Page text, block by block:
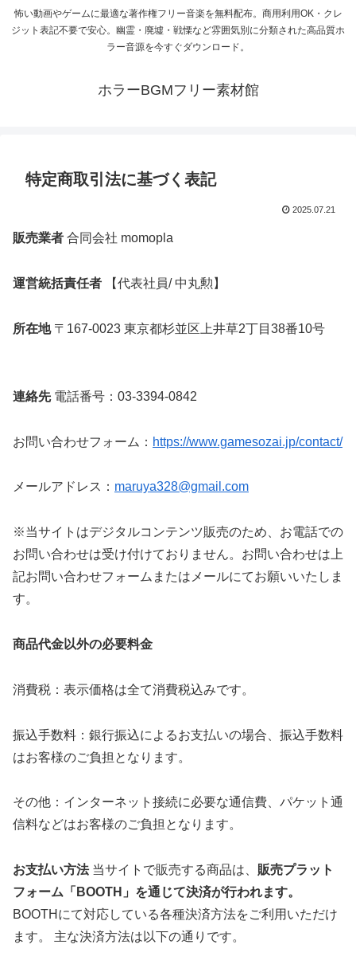
怖い動画やゲームに最適な著作権フリー音楽を無料配布。商用利用OK・クレ
ジット表記不要で安心。幽霊・廃墟・戦慄など雰囲気別に分類された高品質ホ
ラー音源を今すぐダウンロード。
ホラーBGMフリー素材館
特定商取引法に基づく表記
2025.07.21
販売業者 合同会社 momopla
運営統括責任者 【代表社員/ 中丸勲】
所在地〒167-0023 東京都杉並区上井草2丁目38番10号
連絡先電話番号：03-3394-0842
お問い合わせフォーム： https://www.gamesozai.jp/contact/
メールアドレス： maruya328@gmail.com
※当サイトはデジタルコンテンツ販売のため、お電話での
お問い合わせは受け付けておりません。お問い合わせは上
記お問い合わせフォームまたはメールにてお願いいたしま
す。
商品代金以外の必要料金
消費税：表示価格は全て消費税込みです。
振込手数料：銀行振込によるお支払いの場合、振込手数料
はお客様のご負担となります。
その他：インターネット接続に必要な通信費、パケット通
信料などはお客様のご負担となります。
お支払い方法当サイトで販売する商品は、 販売プラット
フォーム「BOOTH」を通じて決済が行われます。
BOOTHにて対応している各種決済方法をご利用いただけ
ます。 主な決済方法は以下の通りです。